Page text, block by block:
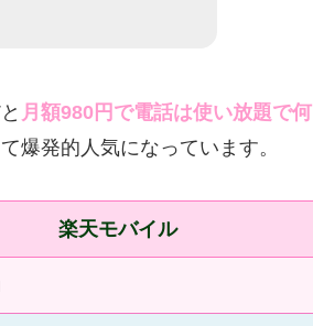
月額980円で電話は使い放題で何
爆発的人気になっています。
楽天モバイル